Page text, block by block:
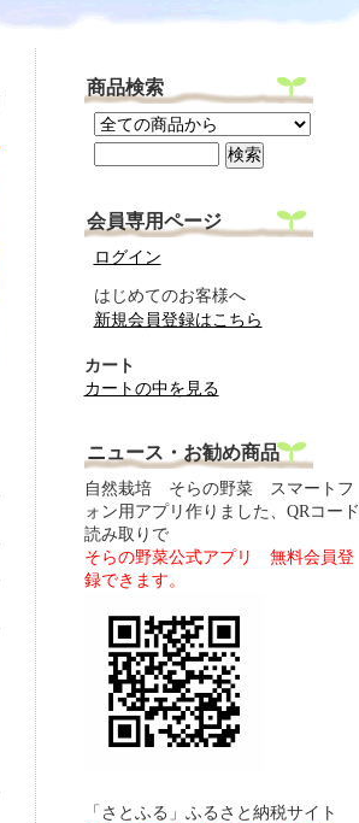
商品検索
会員専用ページ
ログイン
はじめてのお客様へ
新規会員登録はこちら
カート
カートの中を見る
ニュース・お勧め商品
自然栽培 そらの野菜 スマートフ
ォン用アプリ作りました、QRコード
読み取りで
そらの野菜公式アプリ 無料会員登
録できます。
「さとふる」ふるさと納税サイト